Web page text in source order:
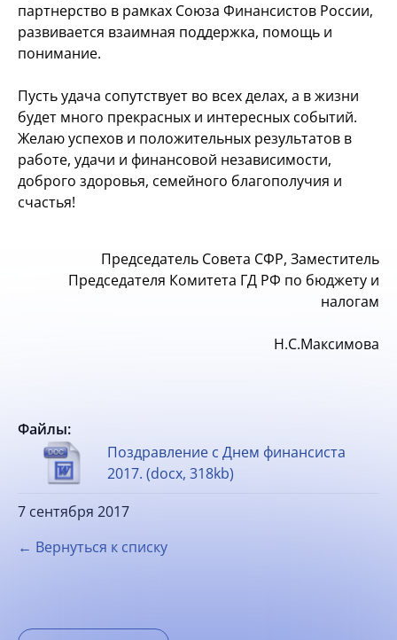
партнерство в рамках Союза Финансистов России,
развивается взаимная поддержка, помощь и
понимание.
Пусть удача сопутствует во всех делах, а в жизни
будет много прекрасных и интересных событий.
Желаю успехов и положительных результатов в
работе, удачи и финансовой независимости,
доброго здоровья, семейного благополучия и
счастья!
Председатель Совета СФР, Заместитель
Председателя Комитета ГД РФ по бюджету и
налогам
Н.С.Максимова
Файлы:
Поздравление с Днем финансиста
2017. (docx, 318kb)
7 сентября 2017
← Вернуться к списку